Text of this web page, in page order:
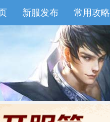
新服发布 常用攻略